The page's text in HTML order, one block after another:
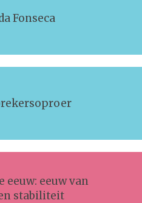
Fonseca
eeuw: eeuw van
stabiliteit